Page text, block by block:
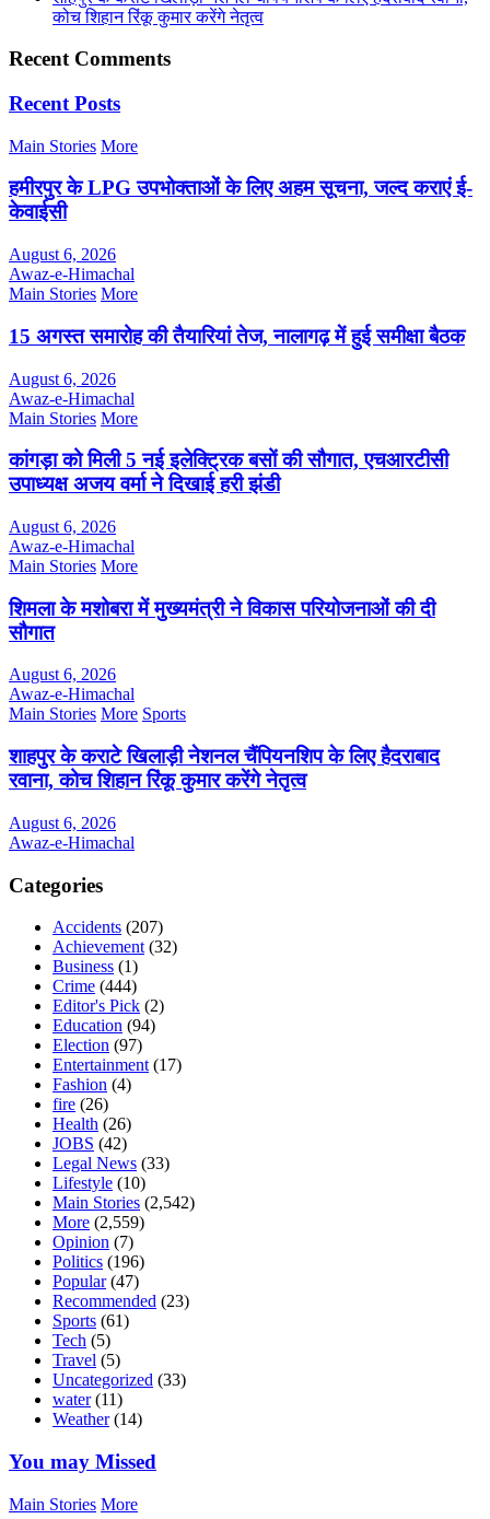
कोच शिहान रिंकू कुमार करेंगे नेतृत्व
Recent Comments
Recent Posts
Main Stories More
हमीरपुर के LPG उपभोक्ताओं के लिए अहम सूचना, जल्द कराएं ई-
केवाईसी
August 6, 2026
Awaz-e-Himachal
Main Stories More
15 अगस्त समारोह की तैयारियां तेज, नालागढ़ में हुई समीक्षा बैठक
August 6, 2026
Awaz-e-Himachal
Main Stories More
कांगड़ा को मिली 5 नई इलेक्ट्रिक बसों की सौगात, एचआरटीसी
उपाध्यक्ष अजय वर्मा ने दिखाई हरी झंडी
August 6, 2026
Awaz-e-Himachal
Main Stories More
शिमला के मशोबरा में मुख्यमंत्री ने विकास परियोजनाओं की दी
सौगात
August 6, 2026
Awaz-e-Himachal
Main Stories More Sports
शाहपुर के कराटे खिलाड़ी नेशनल चैंपियनशिप के लिए हैदराबाद
रवाना, कोच शिहान रिंकू कुमार करेंगे नेतृत्व
August 6, 2026
Awaz-e-Himachal
Categories
Accidents (207)
Achievement (32)
Business (1)
Crime (444)
Editor's Pick (2)
Education (94)
Election (97)
Entertainment (17)
Fashion (4)
fire (26)
Health (26)
JOBS (42)
Legal News (33)
Lifestyle (10)
Main Stories (2,542)
More (2,559)
Opinion (7)
Politics (196)
Popular(47)
Recommended (23)
Sports (61)
Tech (5)
Travel (5)
Uncategorized (33)
water(11)
Weather(14)
You may Missed
Main Stories More